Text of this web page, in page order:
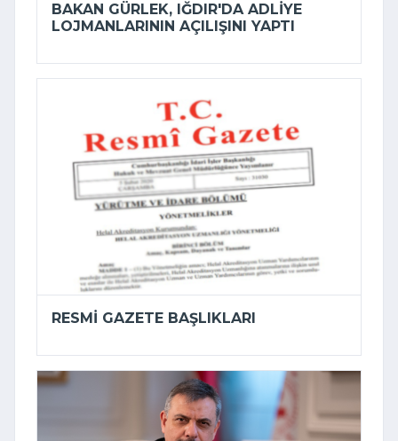
BAKAN GÜRLEK, IĞDIR'DA ADLIYE
LOJMANLARININ AÇILIŞINI YAPTI
RESMI GAZETE BAŞLIKLARI